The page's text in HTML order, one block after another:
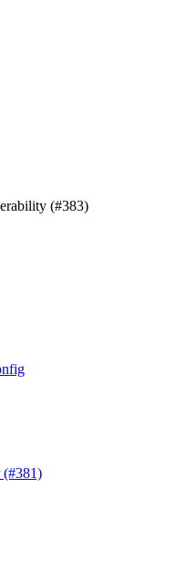
(#383)
(#381)